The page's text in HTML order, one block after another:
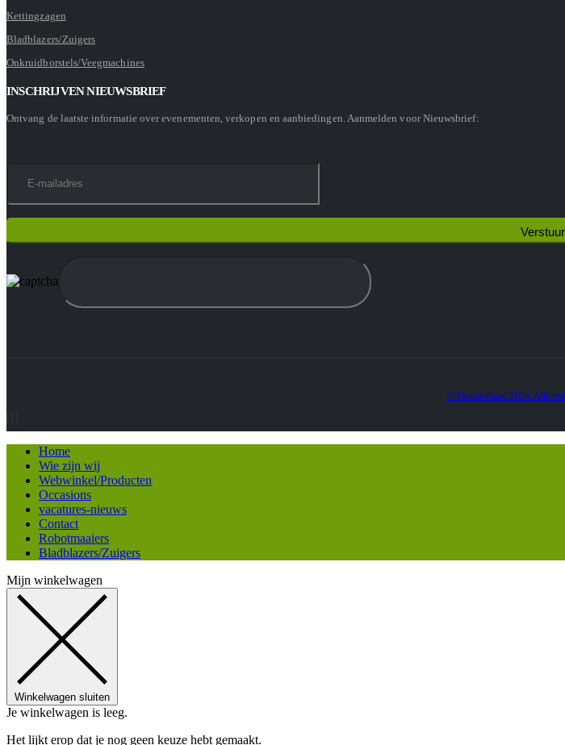
Kettingzagen
Bladblazers/Zuigers
Onkruidborstels/Veegmachines
INSCHRIJVEN NIEUWSBRIEF
Ontvang de laatste informatie over evenementen, verkopen en aanbiedingen. Aanmelden voor Nieuwsbrief:
© Heatmedia.nl 2024. Alle
Home
Wie zijn wij
Webwinkel/Producten
Occasions
vacatures-nieuws
Contact
Robotmaaiers
Bladblazers/Zuigers
Mijn winkelwagen
Winkelwagen sluiten
Je winkelwagen is leeg.
Het lijkt erop dat je nog geen keuze hebt gemaakt.